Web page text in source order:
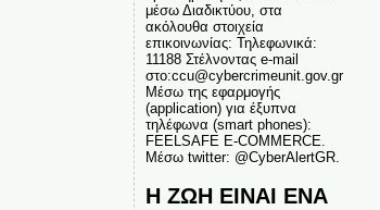
μέσω Διαδικτύου, στα
ακόλουθα στοιχεία
επικοινωνίας: Τηλεφωνικά:
11188 Στέλνοντας e-mail
στο:ccu@cybercrimeunit.gov.gr
Μέσω της εφαρμογής
(application) για έξυπνα
τηλέφωνα (smart phones):
FEELSAFE E-COMMERCE.
Μέσω twitter: @CyberAlertGR.
Η ΖΩΗ ΕΙΝΑΙ ΕΝΑ